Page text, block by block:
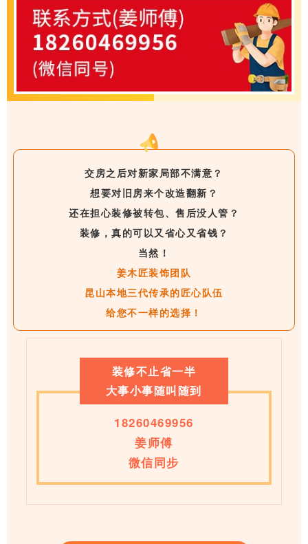
交房之后对新家局部不满意？
想要对旧房来个改造翻新？
还在担心装修被转包、售后没人管？
装修，真的可以又省心又省钱？
当然！
姜木匠装饰团队
昆山本地三代传承的匠心队伍
给您不一样的选择！
装修不止省一半
大事小事随叫随到
18260469956
姜师傅
微信同步